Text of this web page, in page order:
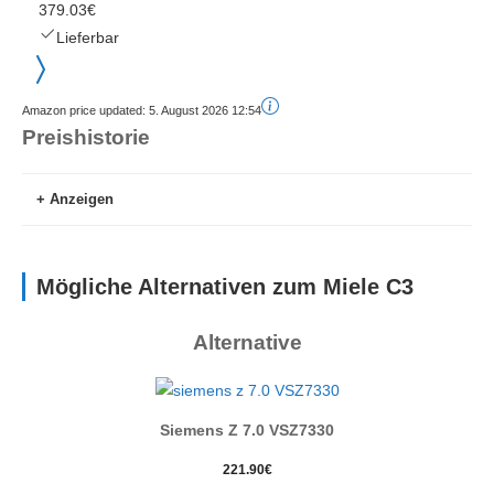
379.03€
Lieferbar
Amazon price updated: 5. August 2026 12:54
Preishistorie
Anzeigen
Höchster Preis
Mögliche Alternativen zum Miele C3
Alternative
Siemens Z 7.0 VSZ7330
221.90€